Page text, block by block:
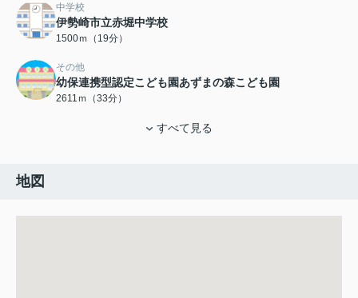
中学校
伊勢崎市立赤堀中学校
1500ｍ（19分）
その他
幼保連携型認定こども園あずまの森こども園
2611ｍ（33分）
すべて見る
地図